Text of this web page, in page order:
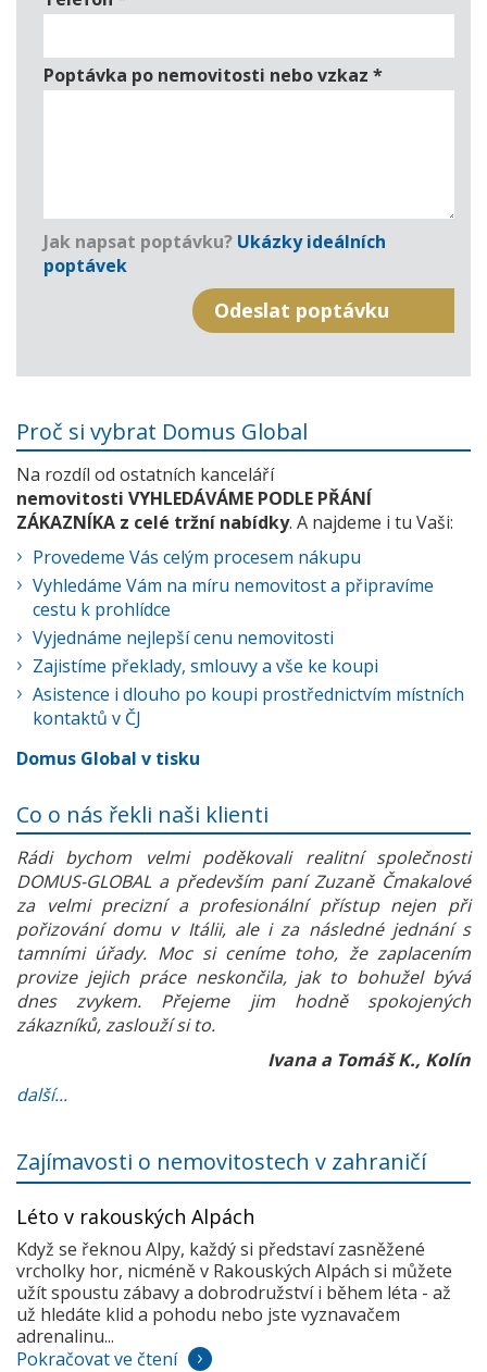
Poptávka po nemovitosti nebo vzkaz *
Jak napsat poptávku? Ukázky ideálních
poptávek
Proč si vybrat Domus Global
Na rozdíl od ostatních kanceláří
nemovitosti VYHLEDÁVÁME PODLE PŘÁNÍ
ZÁKAZNÍKA z celé tržní nabídky. A najdeme i tu Vaši:
Provedeme Vás celým procesem nákupu
Vyhledáme Vám na míru nemovitost a připravíme
cestu k prohlídce
Vyjednáme nejlepší cenu nemovitosti
Zajistíme překlady, smlouvy a vše ke koupi
Asistence i dlouho po koupi prostřednictvím místních
kontaktů v ČJ
Domus Global v tisku
Co o nás řekli naši klienti
Rádi bychom velmi poděkovali realitní společnosti
DOMUS-GLOBAL a především paní Zuzaně Čmakalové
za velmi precizní a profesionální přístup nejen při
pořizování domu v Itálii, ale i za následné jednání s
tamními úřady. Moc si ceníme toho, že zaplacením
provize jejich práce neskončila, jak to bohužel bývá
dnes zvykem. Přejeme jim hodně spokojených
zákazníků, zaslouží si to.
Ivana a Tomáš K., Kolín
další...
Zajímavosti o nemovitostech v zahraničí
Léto v rakouských Alpách
Když se řeknou Alpy, každý si představí zasněžené
vrcholky hor, nicméně v Rakouských Alpách si můžete
užít spoustu zábavy a dobrodružství i během léta - až
už hledáte klid a pohodu nebo jste vyznavačem
adrenalinu...
Pokračovat ve čtení